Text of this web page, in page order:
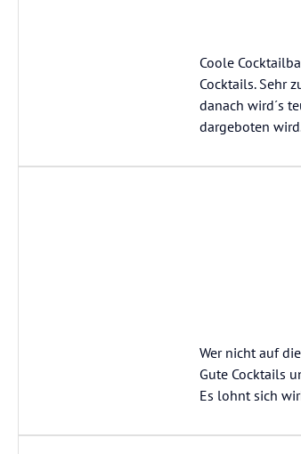
Coole
Cocktails. Sehr
danach wird´s
dargeboten
Wer nicht auf
Gute Cocktails
Es lohnt sich